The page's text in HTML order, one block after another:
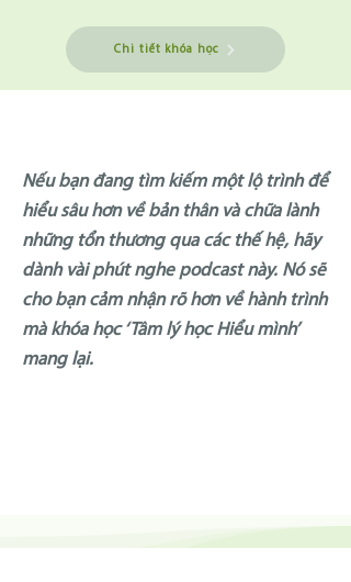
Chi tiết khóa học
Nếu bạn đang tìm kiếm một lộ trình để
hiểu sâu hơn về bản thân và chữa lành
những tổn thương qua các thế hệ, hãy
dành vài phút nghe podcast này. Nó sẽ
cho bạn cảm nhận rõ hơn về hành trình
mà khóa học ‘Tâm lý học Hiểu mình’
mang lại.